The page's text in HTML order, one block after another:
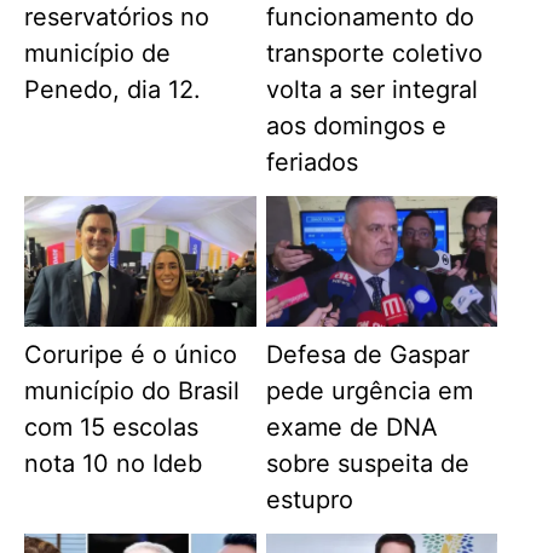
reservatórios no
município de
Penedo, dia 12.
funcionamento do
transporte coletivo
volta a ser integral
aos domingos e
feriados
Coruripe é o único
município do Brasil
com 15 escolas
nota 10 no Ideb
Defesa de Gaspar
pede urgência em
exame de DNA
sobre suspeita de
estupro